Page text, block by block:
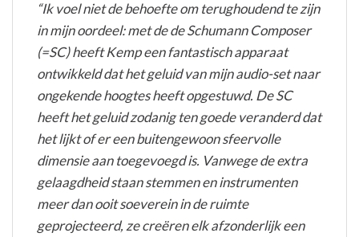
“Ik voel niet de behoefte om terughoudend te zijn
in mijn oordeel: met de de Schumann Composer
(=SC) heeft Kemp een fantastisch apparaat
ontwikkeld dat het geluid van mijn audio-set naar
ongekende hoogtes heeft opgestuwd. De SC
heeft het geluid zodanig ten goede veranderd dat
het lijkt of er een buitengewoon sfeervolle
dimensie aan toegevoegd is. Vanwege de extra
gelaagdheid staan stemmen en instrumenten
meer dan ooit soeverein in de ruimte
geprojecteerd, ze creëren elk afzonderlijk een